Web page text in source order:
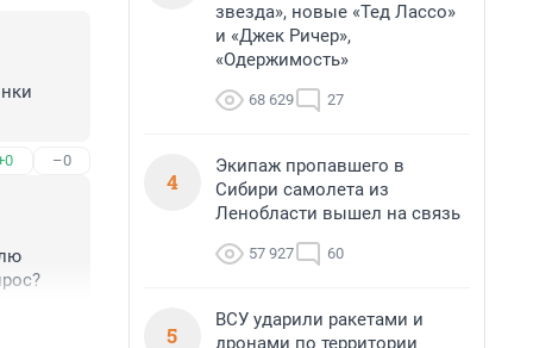
–0
звезда», новые «Тед Лассо»
и «Джек Ричер»,
«Одержимость»
68 629 27
4
Экипаж пропавшего в
Сибири самолета из
Ленобласти вышел на связь
57 927 60
5
ВСУ ударили ракетами и
дронами по территории